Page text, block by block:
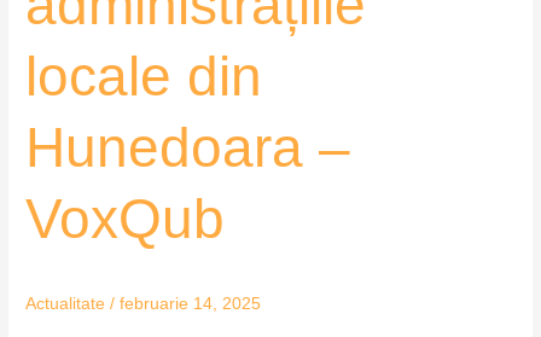
locale din
Hunedoara –
VoxQub
Actualitate /februarie 14, 2025